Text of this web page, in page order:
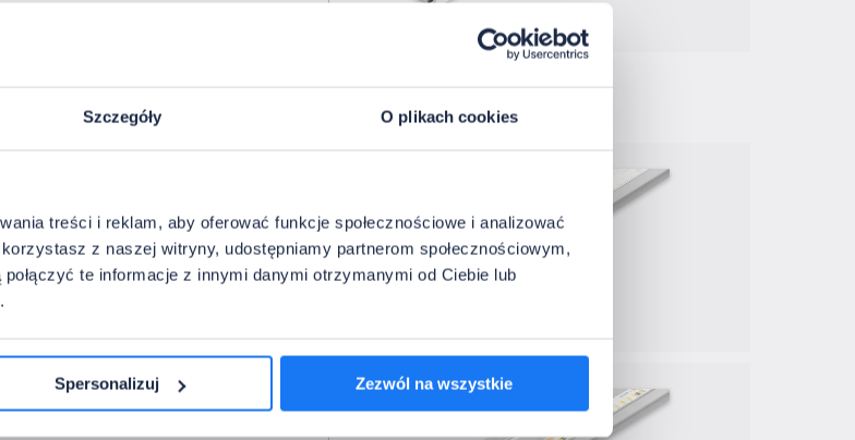
Szczegóły O plikach cookies
treści i reklam, aby oferować funkcje społecznościowe i analizować
z naszej witryny, udostępniamy partnerom społecznościowym,
te informacje z innymi danymi otrzymanymi od Ciebie lub
Spersonalizuj Zezwól na wszystkie
1 - 50 m
gedrückt
20,00 mm
Abdeckung für Profil PRO